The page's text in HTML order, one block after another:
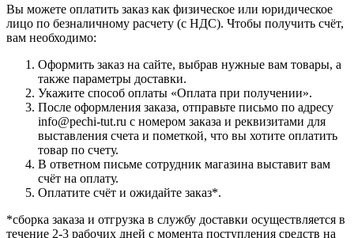
Вы можете оплатить заказ как физическое или юридическое
лицо по безналичному расчету (с НДС). Чтобы получить счёт,
вам необходимо:
Оформить заказ на сайте, выбрав нужные вам товары, а
также параметры доставки.
Укажите способ оплаты «Оплата при получении».
После оформления заказа, отправьте письмо по адресу
info@pechi-tut.ru с номером заказа и реквизитами для
выставления счета и пометкой, что вы хотите оплатить
товар по счету.
В ответном письме сотрудник магазина выставит вам
счёт на оплату.
Оплатите счёт и ожидайте заказ*.
*сборка заказа и отгрузка в службу доставки осуществляется в
течение 2-3 рабочих дней с момента поступления средств на